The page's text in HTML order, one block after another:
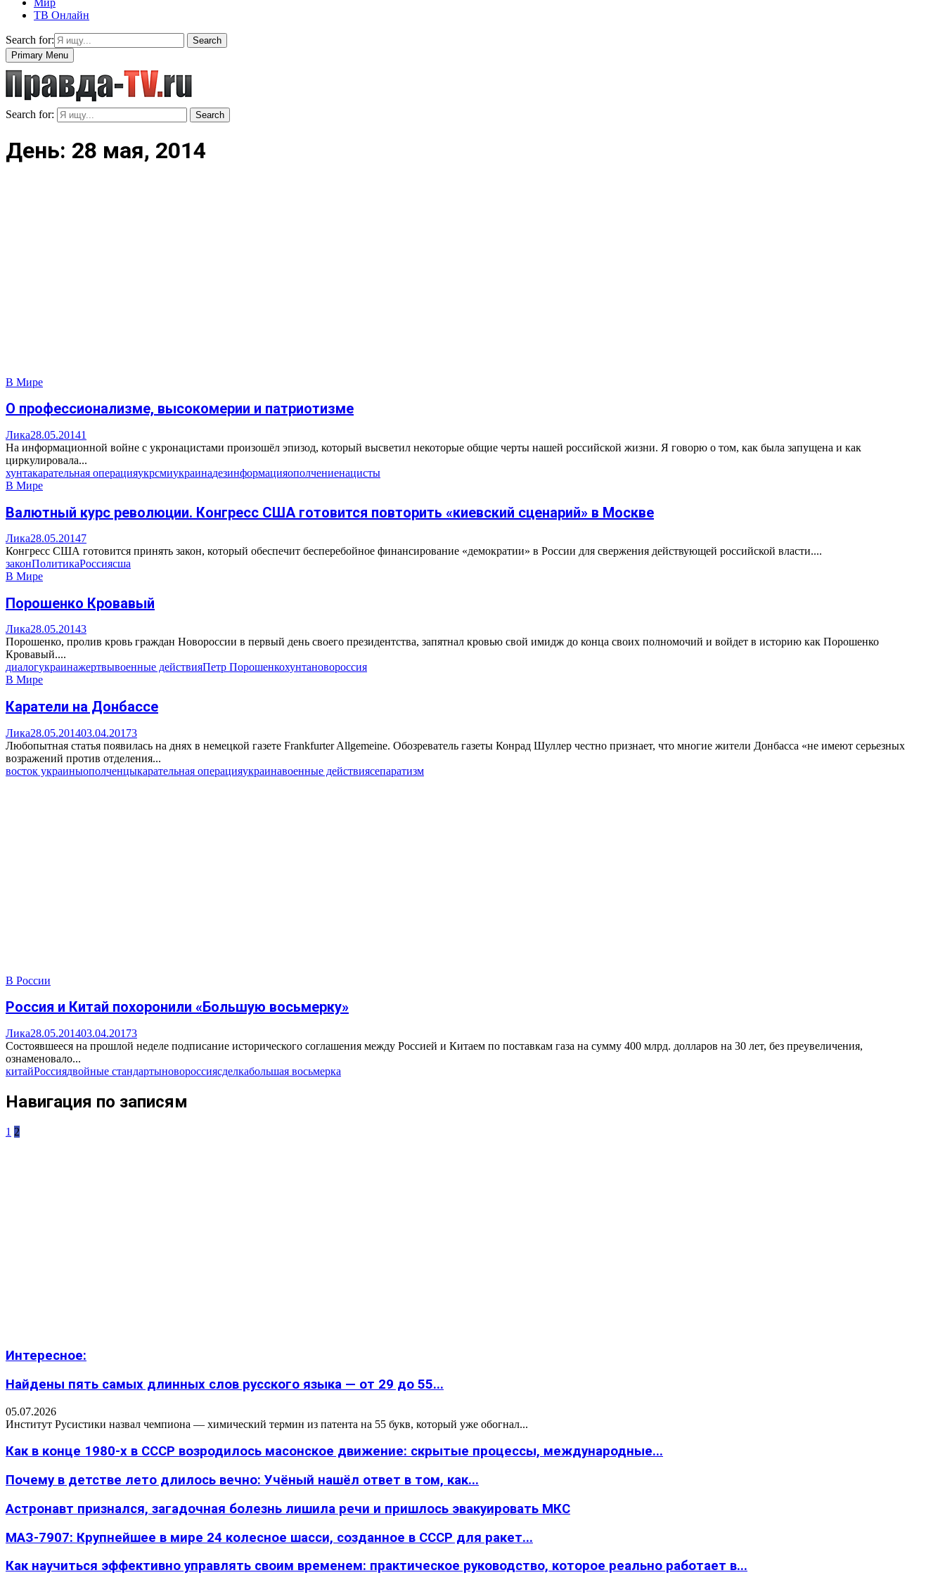
Мир
ТВ Онлайн
Search for:
Search
Primary Menu
Search for: Search
День: 28 мая, 2014
В Мире
О профессионализме, высокомерии и патриотизме
Лика28.05.20141
На информационной войне с укронацистами произошёл эпизод, который высветил некоторые общие черты нашей российской жизни. Я говорю о том, как была запущена и как
циркулировала...
хунтакарательная операцияукрсмиукраинадезинформацияополчениенацисты
В Мире
Валютный курс революции. Конгресс США готовится повторить «киевский сценарий» в Москве
Лика28.05.20147
Конгресс США готовится принять закон, который обеспечит бесперебойное финансирование «демократии» в России для свержения действующей российской власти....
законПолитикаРоссиясша
В Мире
Порошенко Кровавый
Лика28.05.20143
Порошенко, пролив кровь граждан Новороссии в первый день своего президентства, запятнал кровью свой имидж до конца своих полномочий и войдет в историю как Порошенко
Кровавый....
диалогукраинажертвывоенные действияПетр Порошенкохунтановороссия
В Мире
Каратели на Донбассе
Лика28.05.201403.04.20173
Любопытная статья появилась на днях в немецкой газете Frankfurter Allgemeine. Обозреватель газеты Конрад Шуллер честно признает, что многие жители Донбасса «не имеют серьезных
возражений против отделения...
восток украиныополченцыкарательная операцияукраинавоенные действиясепаратизм
В России
Россия и Китай похоронили «Большую восьмерку»
Лика28.05.201403.04.20173
Состоявшееся на прошлой неделе подписание исторического соглашения между Россией и Китаем по поставкам газа на сумму 400 млрд. долларов на 30 лет, без преувеличения,
ознаменовало...
китайРоссиядвойные стандартыновороссиясделкабольшая восьмерка
Навигация по записям
1 2
Интересное:
Найдены пять самых длинных слов русского языка — от 29 до 55...
05.07.2026
Институт Русистики назвал чемпиона — химический термин из патента на 55 букв, который уже обогнал...
Как в конце 1980-х в СССР возродилось масонское движение: скрытые процессы, международные...
Почему в детстве лето длилось вечно: Учёный нашёл ответ в том, как...
Астронавт признался, загадочная болезнь лишила речи и пришлось эвакуировать МКС
МАЗ-7907: Крупнейшее в мире 24 колесное шасси, созданное в СССР для ракет...
Как научиться эффективно управлять своим временем: практическое руководство, которое реально работает в...